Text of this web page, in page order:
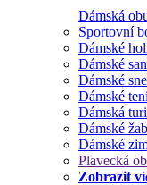
Dámská
Sportovní
Dámské
Dámské
Dámské
Dámské
Dámská
Dámské
Dámské
Plavecká
Zobrazit